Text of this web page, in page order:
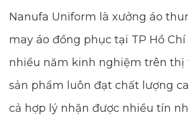
Nanufa Uniform là xưởng áo
may áo đồng phục tại TP Hồ
nhiều năm kinh nghiệm trên thị
sản phẩm luôn đạt chất lượng
cả hợp lý nhận được nhiều tín